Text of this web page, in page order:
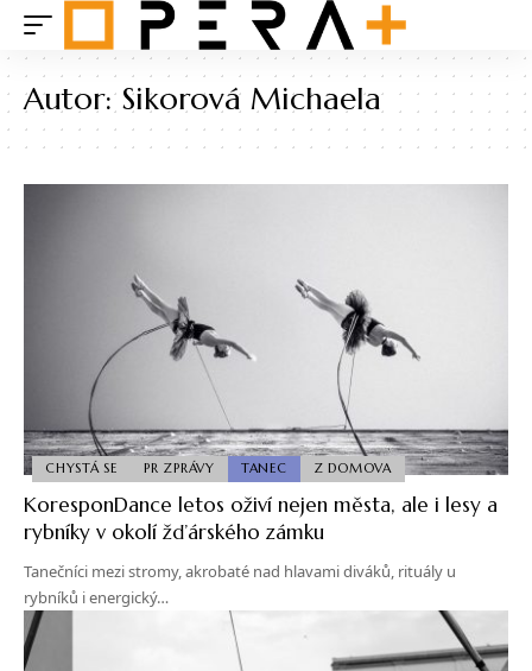
Autor:Sikorová Michaela
CHYSTÁ SE PR ZPRÁVY TANEC Z DOMOVA
KoresponDance letos oživí nejen města, ale i lesy a
rybníky v okolí žďárského zámku
Tanečníci mezi stromy, akrobaté nad hlavami diváků, rituály u
rybníků i energický…